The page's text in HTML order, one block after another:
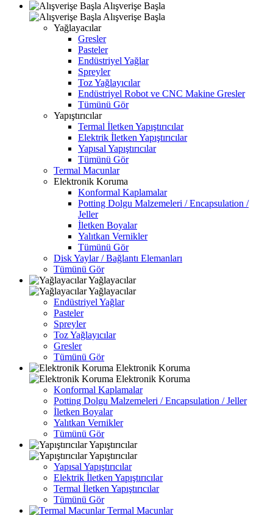
Alışverişe Başla
Alışverişe Başla
Yağlayacılar
Gresler
Pasteler
Endüstriyel Yağlar
Spreyler
Toz Yağlayıcılar
Endüstriyel Robot ve CNC Makine Gresler
Tümünü Gör
Yapıştırıcılar
Termal İletken Yapıştırıcılar
Elektrik İletken Yapıştırıcılar
Yapısal Yapıştırıcılar
Tümünü Gör
Termal Macunlar
Elektronik Koruma
Konformal Kaplamalar
Potting Dolgu Malzemeleri / Encapsulation /
Jeller
İletken Boyalar
Yalıtkan Vernikler
Tümünü Gör
Disk Yaylar / Bağlantı Elemanları
Tümünü Gör
Yağlayacılar
Yağlayacılar
Endüstriyel Yağlar
Pasteler
Spreyler
Toz Yağlayıcılar
Gresler
Tümünü Gör
Elektronik Koruma
Elektronik Koruma
Konformal Kaplamalar
Potting Dolgu Malzemeleri / Encapsulation / Jeller
İletken Boyalar
Yalıtkan Vernikler
Tümünü Gör
Yapıştırıcılar
Yapıştırıcılar
Yapısal Yapıştırıcılar
Elektrik İletken Yapıştırıcılar
Termal İletken Yapıştırıcılar
Tümünü Gör
Termal Macunlar